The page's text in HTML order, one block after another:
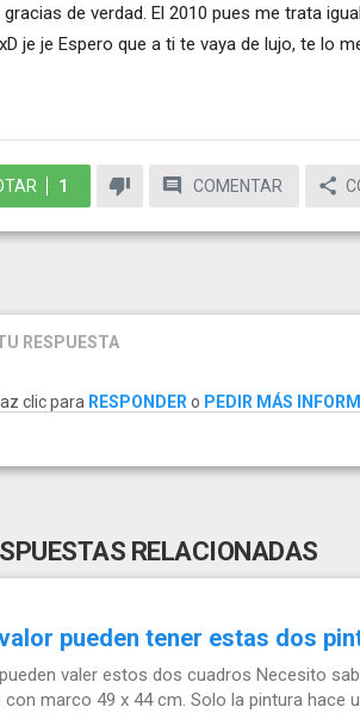
de verdad. El 2010 pues me trata
je je Espero que a ti te vaya de lujo, te lo
1 COMENTAR
RESPUESTA
clic para RESPONDERo PEDIR MÁS
RELACIONADAS
pueden tener estas dos
valer estos dos cuadros Necesito
con marco 49 x 44 cm. Solo la pintura